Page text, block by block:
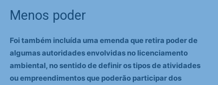
Menos poder
Foi também incluída uma emenda que retira poder de
algumas autoridades envolvidas no licenciamento
ambiental, no sentido de definir os tipos de atividades
ou empreendimentos que poderão participar dos